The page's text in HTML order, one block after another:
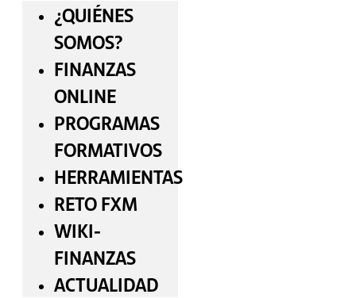
¿QUIÉNES
SOMOS?
FINANZAS
ONLINE
PROGRAMAS
FORMATIVOS
HERRAMIENTAS
RETO FXM
WIKI-
FINANZAS
ACTUALIDAD